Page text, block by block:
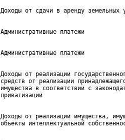
Доходы от реализации
средств от реализации
имущества в соответствии с
Доходы от реализации имущества,